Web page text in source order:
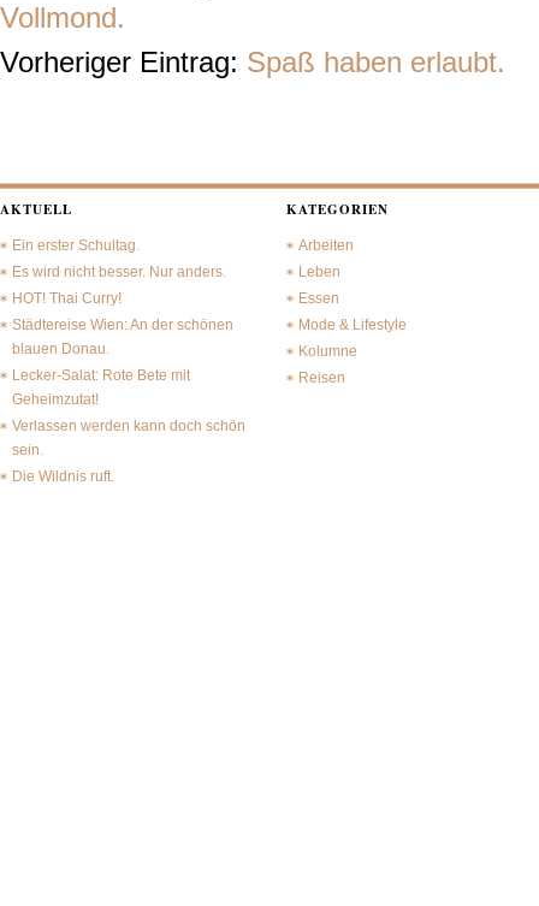
Vollmond.
Vorheriger Eintrag: Spaß haben erlaubt.
AKTUELL
Ein erster Schultag.
Es wird nicht besser. Nur anders.
HOT! Thai Curry!
Städtereise Wien: An der schönen
blauen Donau.
Lecker-Salat: Rote Bete mit
Geheimzutat!
Verlassen werden kann doch schön
sein.
Die Wildnis ruft.
KATEGORIEN
Arbeiten
Leben
Essen
Mode & Lifestyle
Kolumne
Reisen